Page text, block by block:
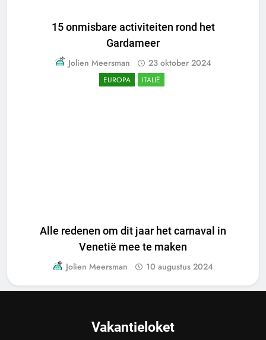
15 onmisbare activiteiten rond het
Gardameer
Jolien Meersman 23 oktober 2024
EUROPA ITALIË
Alle redenen om dit jaar het carnaval in
Venetië mee te maken
Jolien Meersman 10 augustus 2024
Vakantieloket